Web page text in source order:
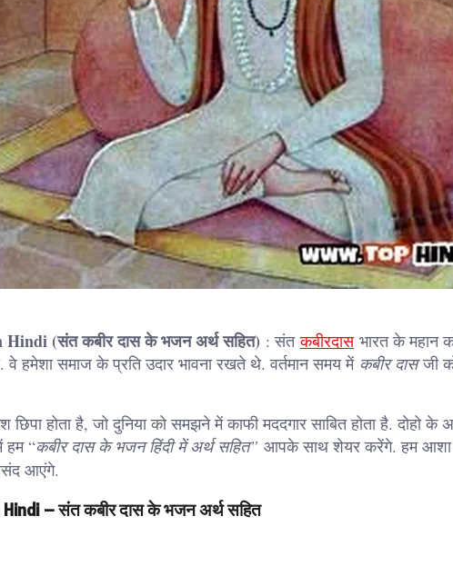
(संत कबीर दास के भजन अर्थ सहित) : संतकबीरदासभारत के महान
हमेशा समाज के प्रति उदार भावना रखते थे. वर्तमान समय में कबीर दासजी
होता है, जो दुनिया को समझने में काफी मददगार साबित होता है. दोहो
हम “कबीर दास के भजन हिंदी में अर्थ सहित” आपके साथ शेयर करेंगे. हम
आएंगे.
– संत कबीर दास के भजन अर्थ सहित